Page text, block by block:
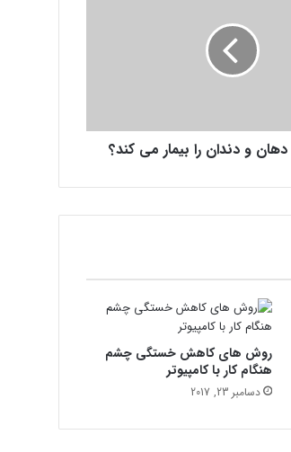
دهان و دندان را بیمار می کند؟
روش های کاهش خستگی چشم
هنگام کار با کامپیوتر
دسامبر 23, 2017